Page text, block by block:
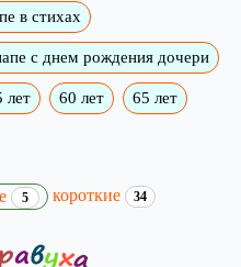
в стихах
с днем рождения дочери
лет 60 лет 65 лет
5 короткие 34